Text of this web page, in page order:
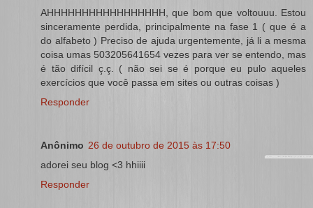
AHHHHHHHHHHHHHHHHH, que bom que voltouuu. Estou
sinceramente perdida, principalmente na fase 1 ( que é a
do alfabeto ) Preciso de ajuda urgentemente, já li a mesma
coisa umas 503205641654 vezes para ver se entendo, mas
é tão difícil ç.ç. ( não sei se é porque eu pulo aqueles
exercícios que você passa em sites ou outras coisas )
Responder
Anônimo 26 de outubro de 2015 às 17:50
adorei seu blog <3 hhiiii
Responder